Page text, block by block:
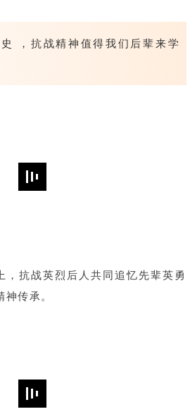
，抗战精神值得我们后辈来学
，抗战英烈后人共同追忆先辈英勇
传承。